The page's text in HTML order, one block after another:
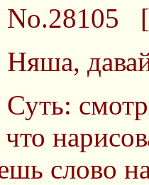
No.28105 [
Няша,
Суть:
слово